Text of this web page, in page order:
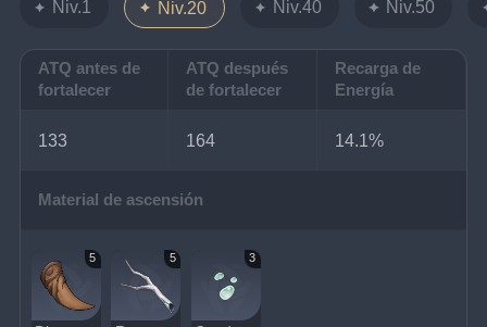
Niv.1 Niv.20 Niv.40 Niv.50
ATQ antes de
fortalecer
ATQ después
de fortalecer
Recarga de
Energía
133 164 14.1%
Material de ascensión
5 5 3